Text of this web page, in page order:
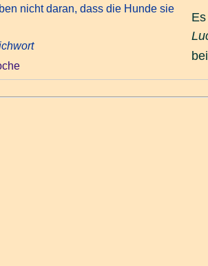
nicht daran, dass die Hunde sie
bei